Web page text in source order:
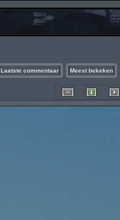
Laatste commentaar Meest bekeken